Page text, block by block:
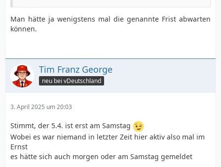
Man hätte ja wenigstens mal die genannte Frist abwarten
können.
Tim Franz George
neu bei vDeutschland
3. April 2025 um 20:03
Stimmt, der 5.4. ist erst am Samstag
Wobei es war niemand in letzter Zeit hier aktiv also mal im
Ernst
es hätte sich auch morgen oder am Samstag gemeldet